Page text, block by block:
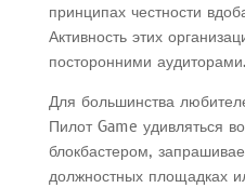
принципах честности
Активность этих
посторонними аудиторами.
Для большинства
Пилот Game удивляться
блокбастером,
должностных площадках